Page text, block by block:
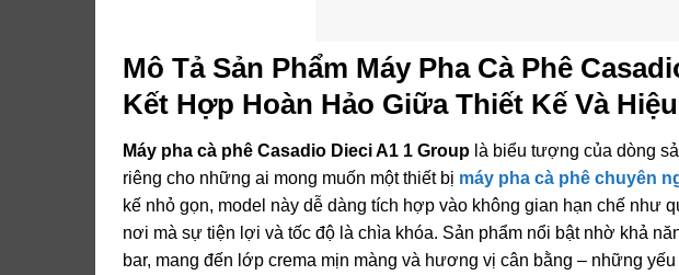
Mô Tả Sản Phẩm Máy Pha Cà Phê
Kết Hợp Hoàn Hảo Giữa Thiết Kế Và
Máy pha cà phê Casadio Dieci A1 1 Group là biểu tượng của dòng
riêng cho những ai mong muốn một thiết bị máy pha cà phê chuyên
kế nhỏ gọn, model này dễ dàng tích hợp vào không gian hạn chế như
nơi mà sự tiện lợi và tốc độ là chìa khóa. Sản phẩm nổi bật nhờ khả
bar, mang đến lớp crema mịn màng và hương vị cân bằng – những